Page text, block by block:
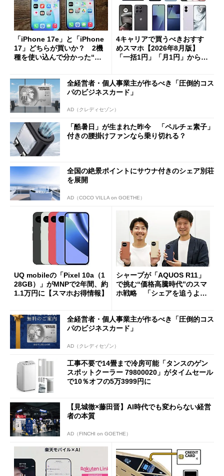
「iPhone 17e」と「iPhone
17」どちらが買いか？ 2機
種を使い込んで分かった“ス
4キャリアで買うべきおすす
めスマホ【2026年8月版】
「一括1円」「月1円」からお
全経営者・個人事業主が作るべき「圧倒的コス
パのビジネスカード」
AD（クレディセゾン）
「酷暑日」が生まれた昨今 「ペルチェ素子」
付きの腰掛けファンなら乗り切れる？
全国の絶景ポイントにサウナ付きのシェア別荘
を展開
AD（COCO VILLA on GOETHE）
UQ mobileの「Pixel 10a（1
28GB）」がMNPで2年間、約
1.1万円に【スマホお得情報】
シャープが「AQUOS R11」
で挑む“価格高騰時代”のスマ
ホ戦略 「シェアを追うより
全経営者・個人事業主が作るべき「圧倒的コス
パのビジネスカード」
AD（クレディセゾン）
工事不要で14畳まで冷房可能「タンスのゲン
スポットクーラー 79800020」がタイムセール
で10％オフの5万3999円に
【見城徹×藤田晋】AI時代でも変わらない経営
者の本質
AD（FINCHI on GOETHE）